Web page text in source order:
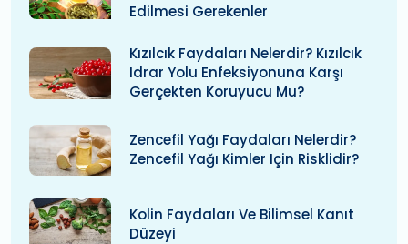
Edilmesi Gerekenler
Kızılcık Faydaları Nelerdir? Kızılcık
Idrar Yolu Enfeksiyonuna Karşı
Gerçekten Koruyucu Mu?
Zencefil Yağı Faydaları Nelerdir?
Zencefil Yağı Kimler Için Risklidir?
Kolin Faydaları Ve Bilimsel Kanıt
Düzeyi